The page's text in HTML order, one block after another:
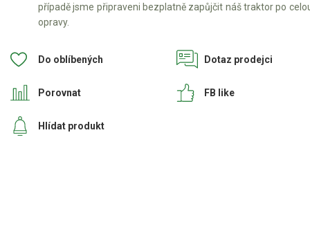
případě jsme připraveni bezplatně zapůjčit náš traktor po
opravy.
Do oblíbených
Porovnat
Dotaz prodejci
Hlídat produkt
FB like